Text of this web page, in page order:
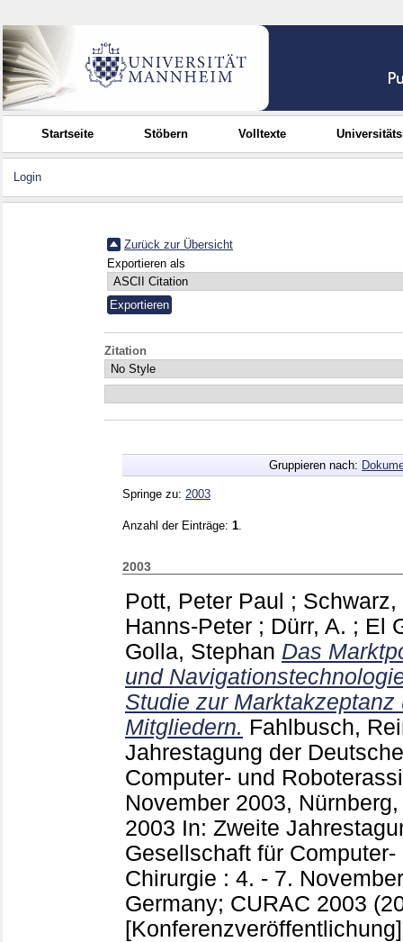
Startseite Stöbern Volltexte
Login
Zurück zur Übersicht
Exportieren als
Zitation
Gruppieren nach:
Springe zu: 2003
Anzahl der Einträge: 1
2003
Pott, Peter Paul ;
Hanns-Peter ; Dürr, A. ; El
Golla, Stephan Das
und
Studie zur Marktakzeptanz
Mitgliedern. Fahlbusch,
Jahrestagung der
Computer- und
November 2003,
2003 In: Zweite
Gesellschaft für
Chirurgie : 4. - 7.
Germany; CURAC 2003
[Konferenzveröffentlichung]